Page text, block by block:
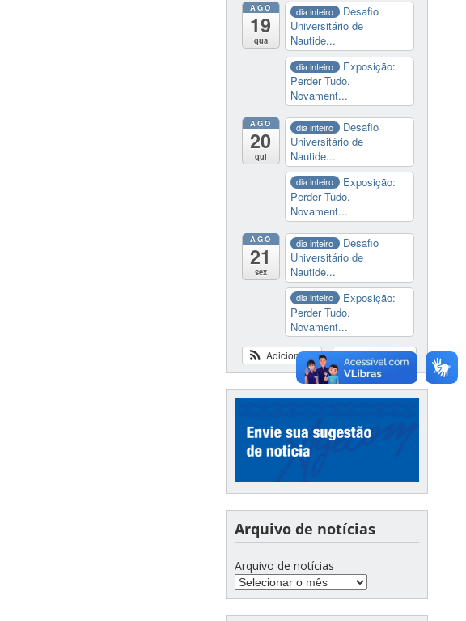
AGO
19
qua
dia inteiro
Desafio
Universitário de
Nautide...
dia inteiro
Exposição:
Perder Tudo.
Novament...
AGO
20
qui
dia inteiro
Desafio
Universitário de
Nautide...
dia inteiro
Exposição:
Perder Tudo.
Novament...
AGO
21
sex
dia inteiro
Desafio
Universitário de
Nautide...
dia inteiro
Exposição:
Perder Tudo.
Novament...
Ver calendário
Adicionar
Arquivo de notícias
Arquivo de notícias